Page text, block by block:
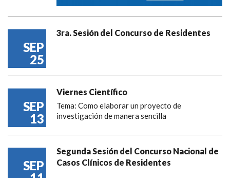
SEP
25
3ra. Sesión del Concurso de Residentes
SEP
13
Viernes Científico
Tema: Como elaborar un proyecto de
investigación de manera sencilla
SEP
Segunda Sesión del Concurso Nacional de
Casos Clínicos de Residentes